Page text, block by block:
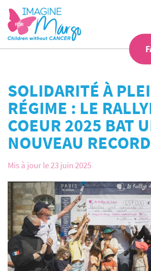
SOLIDARITÉ À
RÉGIME : LE
COEUR 2025 BAT
NOUVEAU RECORD
Mis à jour le 23 juin 2025